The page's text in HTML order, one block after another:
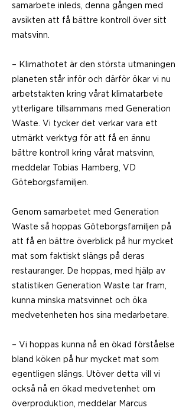
samarbete inleds, denna gången med
avsikten att få bättre kontroll över sitt
matsvinn.
– Klimathotet är den största utmaningen
planeten står inför och därför ökar vi nu
arbetstakten kring vårat klimatarbete
ytterligare tillsammans med Generation
Waste. Vi tycker det verkar vara ett
utmärkt verktyg för att få en ännu
bättre kontroll kring vårat matsvinn,
meddelar Tobias Hamberg, VD
Göteborgsfamiljen.
Genom samarbetet med Generation
Waste så hoppas Göteborgsfamiljen på
att få en bättre överblick på hur mycket
mat som faktiskt slängs på deras
restauranger. De hoppas, med hjälp av
statistiken Generation Waste tar fram,
kunna minska matsvinnet och öka
medvetenheten hos sina medarbetare.
– Vi hoppas kunna nå en ökad förståelse
bland köken på hur mycket mat som
egentligen slängs. Utöver detta vill vi
också nå en ökad medvetenhet om
överproduktion, meddelar Marcus